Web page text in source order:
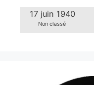
17 juin 1940
Non classé